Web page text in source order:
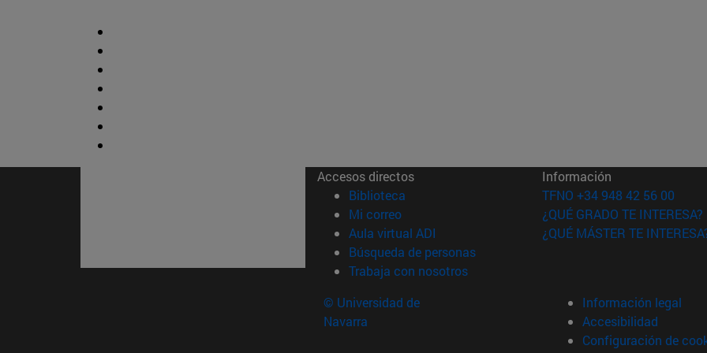
Accesos directos
Biblioteca (abre en nueva ventana)
Mi correo(abre en nueva ventana)
Aula virtual ADI (abre en nueva ventana)
Búsqueda de personas(abre en nueva ventana)
Trabaja con nosotros(abre en nueva ventana)
Información
TFNO +34 948 42 56 00
¿QUÉ GRADO TE INTERESA?
¿QUÉ MÁSTER TE
© Universidad de
Navarra
Información legal
Accesibilidad
Configuración de